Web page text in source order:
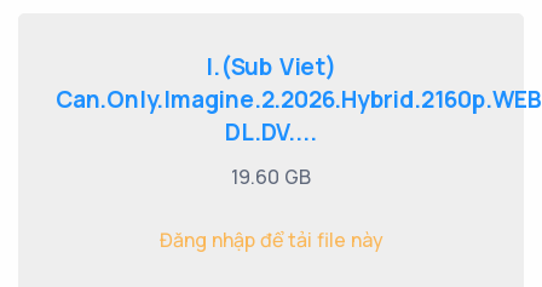
I.(Sub Viet)
DL.DV....
19.60 GB
Đăng nhập để tải file này